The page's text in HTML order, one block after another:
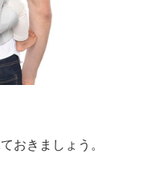
おきましょう。